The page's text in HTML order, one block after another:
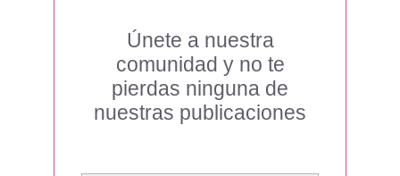
Únete a nuestra
comunidad y no te
pierdas ninguna de
nuestras publicaciones
Escribe tu correo electrónico…